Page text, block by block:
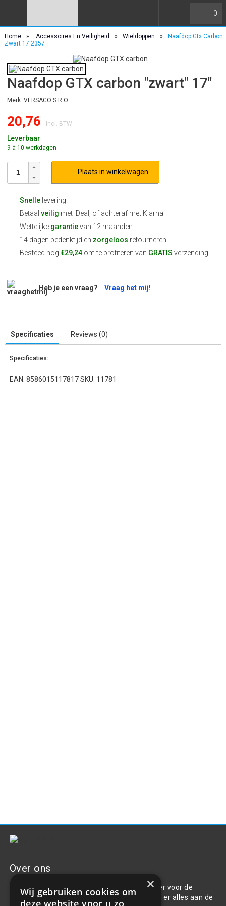
0
Home » Accessoires En Veiligheid » Wieldoppen »
Naafdop Gtx Carbon
Zwart 17 2357
Naafdop GTX carbon "zwart" 17"
Merk: VERSACO S.R.O.
20,76 Incl. BTW
Leverbaar
9 à 10 werkdagen
Plaats in winkelwagen
Snellelevering!
Betaal veilig met iDeal, of achteraf met Klarna
Wettelijke garantievan 12 maanden
14 dagen bedenktijd en zorgeloos retourneren
Besteed nog €29,24om te profiteren van GRATIS verzending
Heb je een vraag? Vraag het mij!
Specificaties Reviews (0)
Specificaties:
EAN: 8586015117817 SKU: 11781
Over ons
Welkom bij R&R Parts Automotive, uw partner voor de
aanschaf van alle auto accessoires. Wij doen er alles aan de
×
Wij gebruiken cookies om
deze website voor u zo